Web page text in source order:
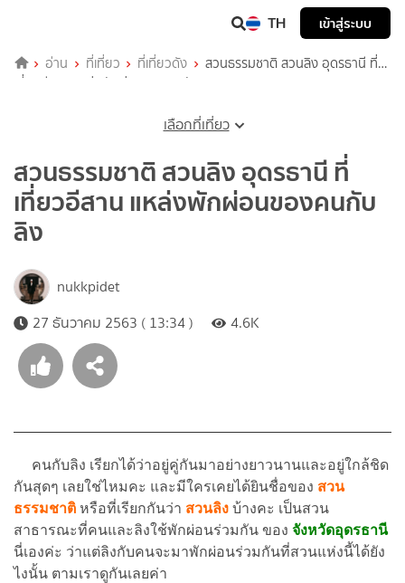
TH เข้าสู่ระบบ
อ่าน ที่เที่ยว ที่เที่ยวดัง
สวนธรรมชาติ สวนลิง อุดรธานี ที่
เที่ยวอีสาน แหล่งพักผ่อนของคนกับลิง
เลือกที่เที่ยว
สวนธรรมชาติ สวนลิง อุดรธานี ที่
เที่ยวอีสาน แหล่งพักผ่อนของคนกับ
ลิง
nukkpidet
27 ธันวาคม 2563 ( 13:34 )
4.6K
คนกับลิง เรียกได้ว่าอยู่คู่กันมาอย่างยาวนานและอยู่ใกล้ชิด
กันสุดๆ เลยใช่ไหมคะ และมีใครเคยได้ยินชื่อของ สวน
ธรรมชาติ หรือที่เรียกกันว่า สวนลิง บ้างคะ เป็นสวน
สาธารณะที่คนและลิงใช้พักผ่อนร่วมกัน ของ จังหวัดอุดรธานี
นี่เองค่ะ ว่าแต่ลิงกับคนจะมาพักผ่อนร่วมกันที่สวนแห่งนี้ได้ยัง
ไงนั้น ตามเราดูกันเลยค่า